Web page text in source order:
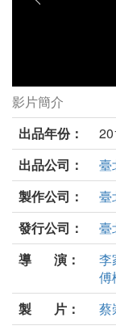
太陽‧不遠劇照
影片簡介
出品年份：
出品公司：
臺
製作公司：
臺
發行公司：
臺
導 演：
李
傅
製 片：
蔡